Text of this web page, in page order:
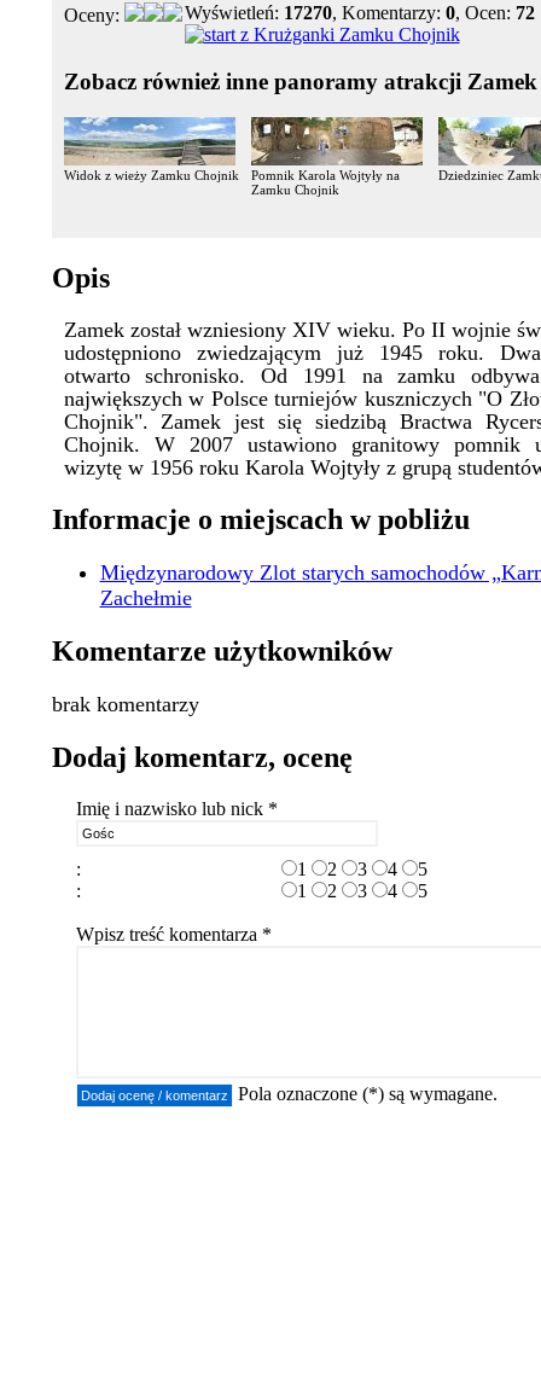
Oceny: Wyświetleń: 17270, Komentarzy: 0, Ocen: 72
Zobacz również inne panoramy atrakcji
Widok z wieży Zamku Chojnik
Pomnik Karola Wojtyły na
Zamku Chojnik
Dziedziniec
Opis
Zamek został wzniesiony XIV wieku. Po II wojnie
udostępniono zwiedzającym już 1945 roku.
otwarto schronisko. Od 1991 na zamku
największych w Polsce turniejów kuszniczych "O
Chojnik". Zamek jest się siedzibą Bractwa
Chojnik. W 2007 ustawiono granitowy pomnik
wizytę w 1956 roku Karola Wojtyły z grupą
Informacje o miejscach w pobliżu
Międzynarodowy Zlot starych samochodów
Zachełmie
Komentarze użytkowników
brak komentarzy
Dodaj komentarz, ocenę
Imię i nazwisko lub nick *
: 1 2 3 4
5
:
1 2 3 4 5
Wpisz treść komentarza *
Pola oznaczone (*) są wymagane.